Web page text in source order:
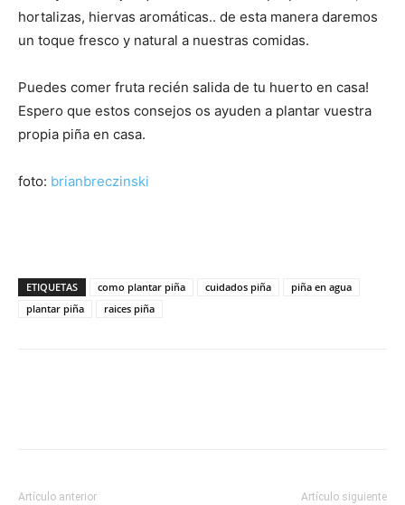
hortalizas, hiervas aromáticas.. de esta manera daremos
un toque fresco y natural a nuestras comidas.
Puedes comer fruta recién salida de tu huerto en casa!
Espero que estos consejos os ayuden a plantar vuestra
propia piña en casa.
foto: brianbreczinski
ETIQUETAS como plantar piña cuidados piña
piña en agua
plantar piña
raices piña
Artículo anterior Artículo siguiente